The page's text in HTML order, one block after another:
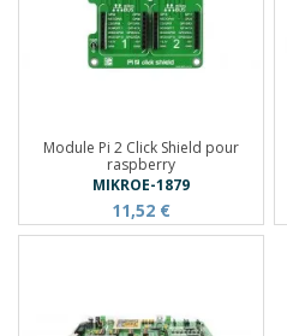
Module Pi 2 Click Shield pour
raspberry
MIKROE-1879
11,52 €